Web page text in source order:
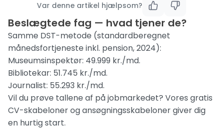
Var denne artikel hjælpsom?
Beslægtede fag — hvad tjener de?
Samme DST-metode (standardberegnet
månedsfortjeneste inkl. pension, 2024):
Museumsinspektør: 49.999 kr./md.
Bibliotekar: 51.745 kr./md.
Journalist: 55.293 kr./md.
Vil du prøve tallene af på jobmarkedet? Vores gratis
CV-skabelonerogansøgningsskabelonergiver dig
en hurtig start.